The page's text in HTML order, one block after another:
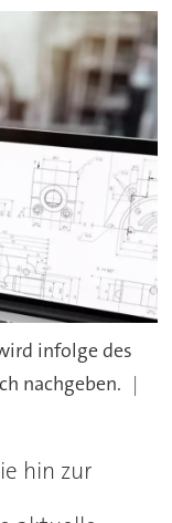
infolge des
nachgeben.
hin zur